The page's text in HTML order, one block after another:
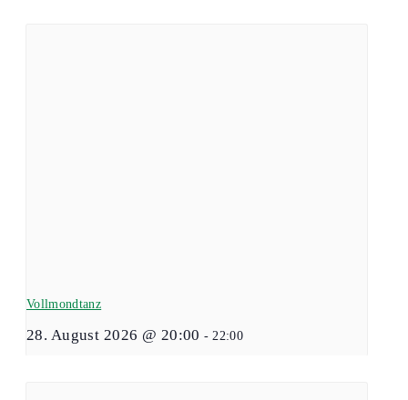
Vollmondtanz
28. August 2026 @ 20:00 - 22:00